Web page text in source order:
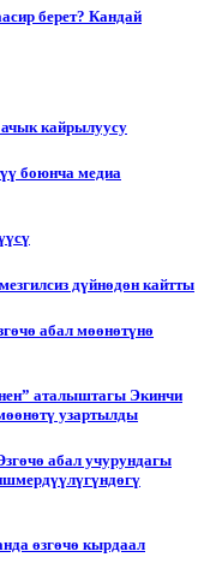
берет? Кандай
ачык кайрылуусу
боюнча медиа
дүйнөдөн кайтты
абал мөөнөтүнө
аталыштагы Экинчи
узартылды
абал учурундагы
өзгөчө кырдаал